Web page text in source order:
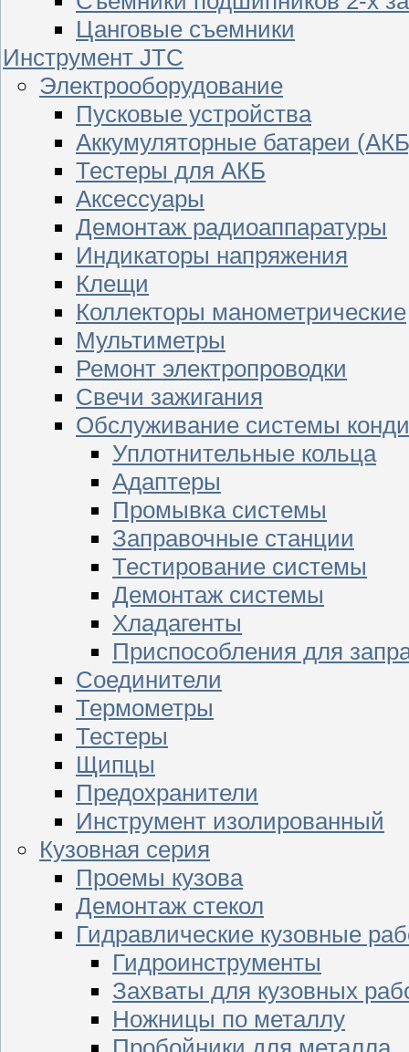
Цанговые съемники
Инструмент JTC
Электрооборудование
Пусковые устройства
Аккумуляторные батареи
Тестеры для АКБ
Аксессуары
Демонтаж радиоаппаратуры
Индикаторы напряжения
Клещи
Коллекторы манометрические
Мультиметры
Ремонт электропроводки
Свечи зажигания
Обслуживание системы
Уплотнительные кольца
Адаптеры
Промывка системы
Заправочные станции
Тестирование системы
Демонтаж системы
Хладагенты
Приспособления для
Соединители
Термометры
Тестеры
Щипцы
Предохранители
Инструмент изолированный
Кузовная серия
Проемы кузова
Демонтаж стекол
Гидравлические кузовные
Гидроинструменты
Захваты для кузовных
Ножницы по металлу